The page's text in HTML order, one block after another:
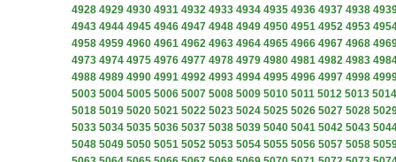
4928 4929 4930 4931 4932 4933 4934 4935 4936 4937 4938
4943 4944 4945 4946 4947 4948 4949 4950 4951 4952 4953
4958 4959 4960 4961 4962 4963 4964 4965 4966 4967 4968
4973 4974 4975 4976 4977 4978 4979 4980 4981 4982 4983
4988 4989 4990 4991 4992 4993 4994 4995 4996 4997 4998
5003 5004 5005 5006 5007 5008 5009 5010 5011 5012 5013 5014
5018 5019 5020 5021 5022 5023 5024 5025 5026 5027 5028
5033 5034 5035 5036 5037 5038 5039 5040 5041 5042 5043
5048 5049 5050 5051 5052 5053 5054 5055 5056 5057 5058